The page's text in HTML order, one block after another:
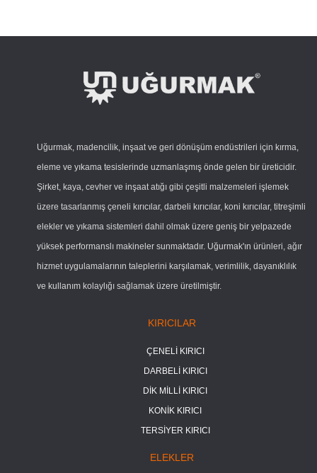
Uğurmak, madencilik, inşaat ve geri dönüşüm endüstrileri için kırma,
eleme ve yıkama tesislerinde uzmanlaşmış önde gelen bir üreticidir.
Şirket, kaya, cevher ve inşaat atığı gibi çeşitli malzemeleri işlemek
üzere tasarlanmış çeneli kırıcılar, darbeli kırıcılar, koni kırıcılar, titreşimli
elekler ve yıkama sistemleri dahil olmak üzere geniş bir yelpazede
yüksek performanslı makineler sunmaktadır. Uğurmak'ın ürünleri, ağır
hizmet uygulamalarının taleplerini karşılamak, verimlilik, dayanıklılık
ve kullanım kolaylığı sağlamak üzere üretilmiştir.
KIRICILAR
ÇENELİ KIRICI
DARBELİ KIRICI
DİK MİLLİ KIRICI
KONİK KIRICI
TERSİYER KIRICI
ELEKLER